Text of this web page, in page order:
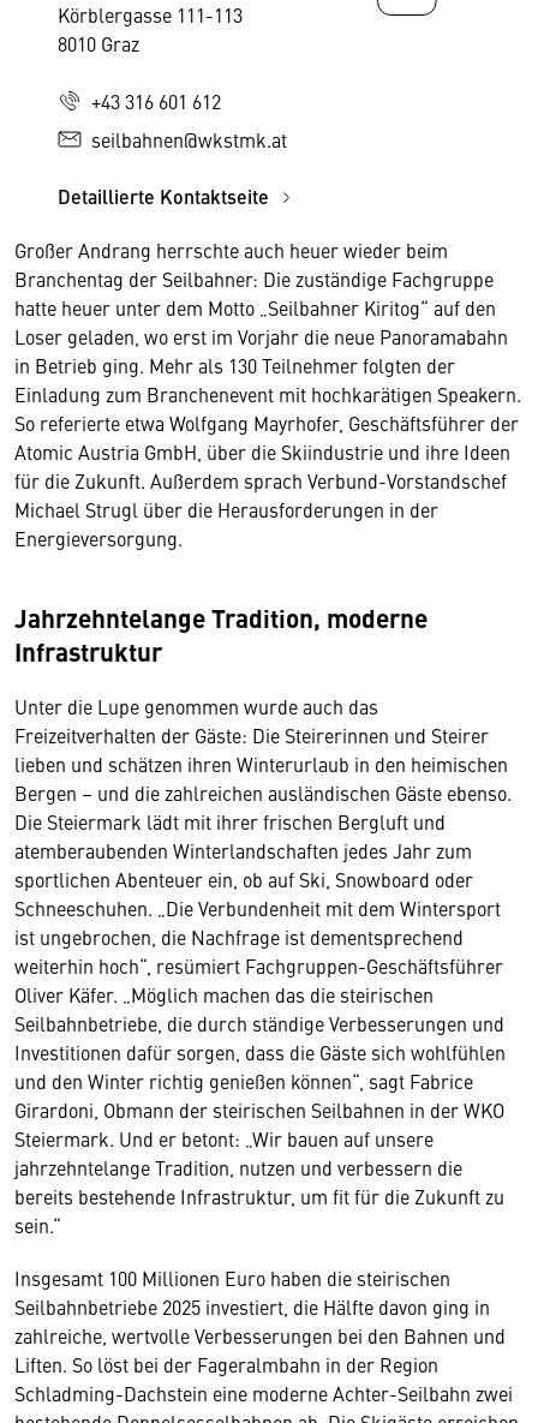
Körblergasse 111-113
8010 Graz
+43 316 601 612
seilbahnen@wkstmk.at
Detaillierte Kontaktseite
Großer Andrang herrschte auch heuer wieder beim
Branchentag der Seilbahner: Die zuständige Fachgruppe
hatte heuer unter dem Motto „Seilbahner Kiritog“ auf den
Loser geladen, wo erst im Vorjahr die neue Panoramabahn
in Betrieb ging. Mehr als 130 Teilnehmer folgten der
Einladung zum Branchenevent mit hochkarätigen Speakern.
So referierte etwa Wolfgang Mayrhofer, Geschäftsführer der
Atomic Austria GmbH, über die Skiindustrie und ihre Ideen
für die Zukunft. Außerdem sprach Verbund-Vorstandschef
Michael Strugl über die Herausforderungen in der
Energieversorgung.
Jahrzehntelange Tradition, moderne
Infrastruktur
Unter die Lupe genommen wurde auch das
Freizeitverhalten der Gäste: Die Steirerinnen und Steirer
lieben und schätzen ihren Winterurlaub in den heimischen
Bergen – und die zahlreichen ausländischen Gäste ebenso.
Die Steiermark lädt mit ihrer frischen Bergluft und
atemberaubenden Winterlandschaften jedes Jahr zum
sportlichen Abenteuer ein, ob auf Ski, Snowboard oder
Schneeschuhen. „Die Verbundenheit mit dem Wintersport
ist ungebrochen, die Nachfrage ist dementsprechend
weiterhin hoch“, resümiert Fachgruppen-Geschäftsführer
Oliver Käfer. „Möglich machen das die steirischen
Seilbahnbetriebe, die durch ständige Verbesserungen und
Investitionen dafür sorgen, dass die Gäste sich wohlfühlen
und den Winter richtig genießen können“, sagt Fabrice
Girardoni, Obmann der steirischen Seilbahnen in der WKO
Steiermark. Und er betont: „Wir bauen auf unsere
jahrzehntelange Tradition, nutzen und verbessern die
bereits bestehende Infrastruktur, um fit für die Zukunft zu
sein.“
Insgesamt 100 Millionen Euro haben die steirischen
Seilbahnbetriebe 2025 investiert, die Hälfte davon ging in
zahlreiche, wertvolle Verbesserungen bei den Bahnen und
Liften. So löst bei der Fageralmbahn in der Region
Schladming-Dachstein eine moderne Achter-Seilbahn zwei